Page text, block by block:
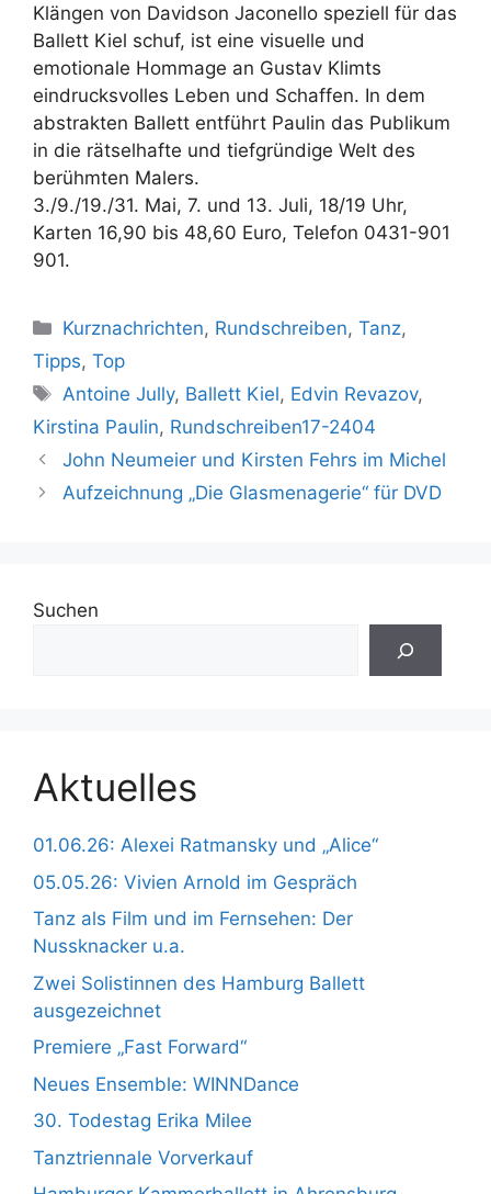
Klängen von Davidson Jaconello speziell für das
Ballett Kiel schuf, ist eine visuelle und
emotionale Hommage an Gustav Klimts
eindrucksvolles Leben und Schaffen. In dem
abstrakten Ballett entführt Paulin das Publikum
in die rätselhafte und tiefgründige Welt des
berühmten Malers.
3./9./19./31. Mai, 7. und 13. Juli, 18/19 Uhr,
Karten 16,90 bis 48,60 Euro, Telefon 0431-901
901.
Kategorien
Kurznachrichten, Rundschreiben,Tanz,
Tipps, Top
Schlagwörter
Antoine Jully, Ballett Kiel, Edvin Revazov,
Kirstina Paulin, Rundschreiben17-2404
John Neumeier und Kirsten Fehrs im Michel
Aufzeichnung „Die Glasmenagerie“ für DVD
Suchen
Aktuelles
01.06.26: Alexei Ratmansky und „Alice“
05.05.26: Vivien Arnold im Gespräch
Tanz als Film und im Fernsehen: Der
Nussknacker u.a.
Zwei Solistinnen des Hamburg Ballett
ausgezeichnet
Premiere „Fast Forward“
Neues Ensemble: WINNDance
30. Todestag Erika Milee
Tanztriennale Vorverkauf